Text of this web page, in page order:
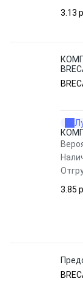
3.13 p.
3.85 p.